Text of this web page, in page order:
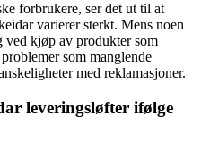
forbrukere, ser det ut til at
varierer sterkt. Mens noen
ved kjøp av produkter som
som manglende
med reklamasjoner.
leveringsløfter ifølge